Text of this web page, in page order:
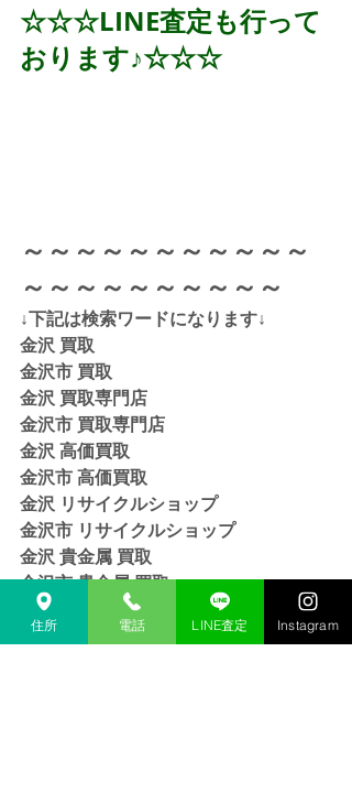
☆☆☆LINE査定も行って
おります♪☆☆☆
～～～～～～～～～～～
～～～～～～～～～～
↓下記は検索ワードになります↓
金沢 買取
金沢市 買取
金沢 買取専門店
金沢市 買取専門店
金沢 高価買取
金沢市 高価買取
金沢 リサイクルショップ
金沢市 リサイクルショップ
金沢 貴金属 買取
金沢市 貴金属 買取
金沢 金 買取
金沢市 金 買取
住所 電話 LINE査定 Instagram